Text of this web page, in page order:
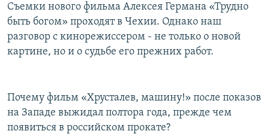
поиску
СЕВЕР.РЕАЛИИ
СИБИРЬ.РЕАЛИИ
РАСПИСАНИЕ ВЕЩАНИЯ
СОЦИАЛЬНЫЕ СЕТИ
Съемки нового фильма Алексея Германа «Трудно
быть богом» проходят в Чехии. Однако наш
разговор с кинорежиссером - не только о новой
картине, но и о судьбе его прежних работ.
Почему фильм «Хрусталев, машину!» после показов
на Западе выжидал полтора года, прежде чем
появиться в российском прокате?